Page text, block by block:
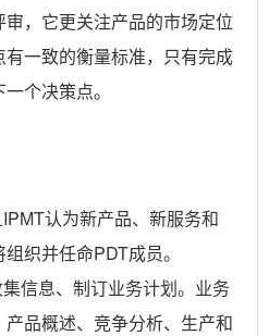
，它更关注产品的市场定位
一致的衡量标准，只有完成
个决策点。
认为新产品、新服务和
织并任命PDT成员。
信息、制订业务计划。业务
品概述、竞争分析、生产和